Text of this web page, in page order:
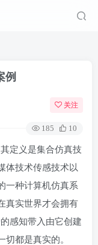
例
关注
185 10
定义是集合仿真技
体技术传感技术以
一种计算机仿真系
真实世界才会拥有
感知带入由它创建
都是真实的。